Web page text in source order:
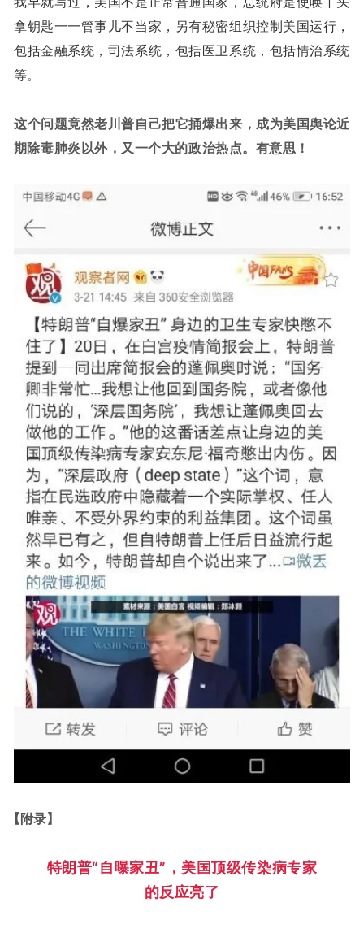
拿钥匙一一管事儿不当家，另有秘密组织控制美国运行，
包括金融系统，司法系统，包括医卫系统，包括情治系统
等。
这个问题竟然老川普自己把它捅爆出来，成为美国舆论近
期除毒肺炎以外，又一个大的政治热点。有意思！
【附录】
特朗普“自曝家丑”，美国顶级传染病专家
的反应亮了